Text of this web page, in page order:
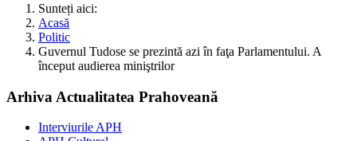
Sunteți aici:
Acasă
Politic
Guvernul Tudose se prezintă azi în faţa Parlamentului. A
început audierea miniştrilor
Arhiva Actualitatea Prahoveană
Interviurile APH